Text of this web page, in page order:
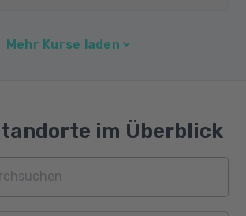
Mehr Kurse laden
im Überblick